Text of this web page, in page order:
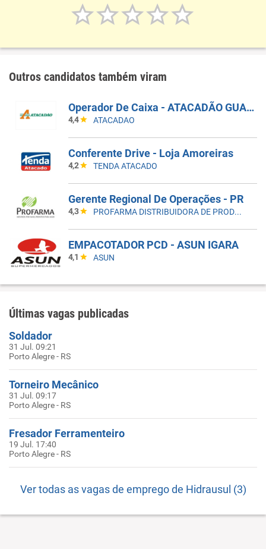
Outros candidatos também viram
Operador De Caixa - ATACADÃO GUARULHOS BONSUCESSO
4,4 ATACADAO
Conferente Drive - Loja Amoreiras
4,2 TENDA ATACADO
Gerente Regional De Operações - PR
4,3 PROFARMA DISTRIBUIDORA DE PRODUTOS FARMACEUTICOS
EMPACOTADOR PCD - ASUN IGARA
4,1 ASUN
Últimas vagas publicadas
Soldador
31 Jul. 09:21
Porto Alegre - RS
Torneiro Mecânico
31 Jul. 09:17
Porto Alegre - RS
Fresador Ferramenteiro
19 Jul. 17:40
Porto Alegre - RS
Ver todas as vagas de emprego de Hidrausul (3)